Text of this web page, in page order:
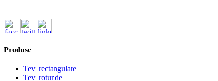
Produse
Tevi rectangulare
Tevi rotunde